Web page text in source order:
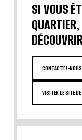
SI VOUS
CONTACTEZ-NOUS
VISITER LE SITE